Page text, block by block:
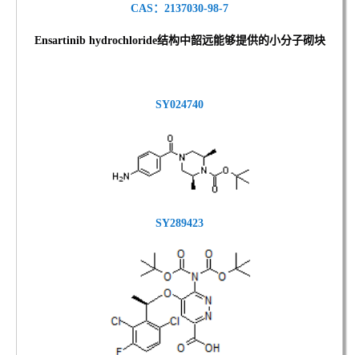
CAS：2137030-98-7
Ensartinib hydrochloride结构中韶远能够提供的小分子砌块
SY024740
SY289423